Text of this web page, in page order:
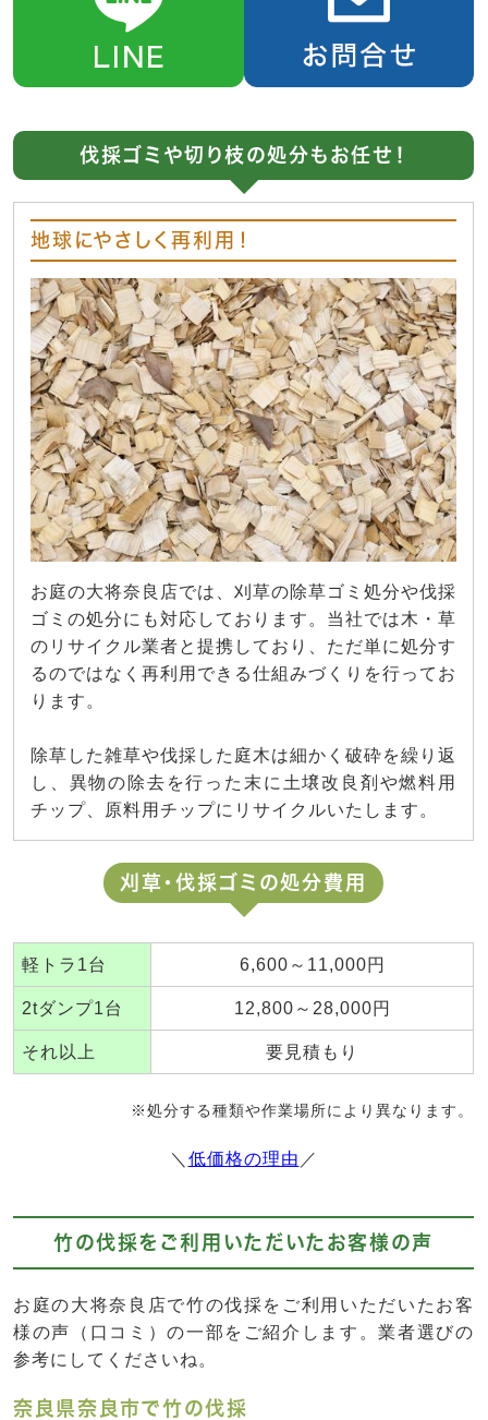
伐採ゴミや切り枝の処分もお任せ！
地球にやさしく再利用！
お庭の大将奈良店では、刈草の除草ゴミ処分や伐採
ゴミの処分にも対応しております。当社では木・草
のリサイクル業者と提携しており、ただ単に処分す
るのではなく再利用できる仕組みづくりを行ってお
ります。
除草した雑草や伐採した庭木は細かく破砕を繰り返
し、異物の除去を行った末に土壌改良剤や燃料用
チップ、原料用チップにリサイクルいたします。
刈草・伐採ゴミの処分費用
軽トラ1台 6,600～11,000円
2tダンプ1台 12,800～28,000円
それ以上 要見積もり
※処分する種類や作業場所により異なります。
＼ 低価格の理由 ／
竹の伐採をご利用いただいたお客様の声
お庭の大将奈良店で竹の伐採をご利用いただいたお客
様の声（口コミ）の一部をご紹介します。業者選びの
参考にしてくださいね。
奈良県奈良市で竹の伐採